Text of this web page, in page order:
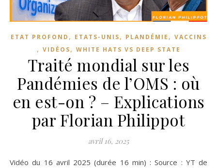
ETAT PROFOND , ETATS-UNIS, PLANDÉMIE , VACCINS
, VIDÉOS, WHITE HATS VS DEEP STATE
Traité mondial sur les
Pandémies de l’OMS : où
en est-on ? – Explications
par Florian Philippot
avril 16, 2025
Vidéo du 16 avril 2025 (durée 16 min) : Source : YT de